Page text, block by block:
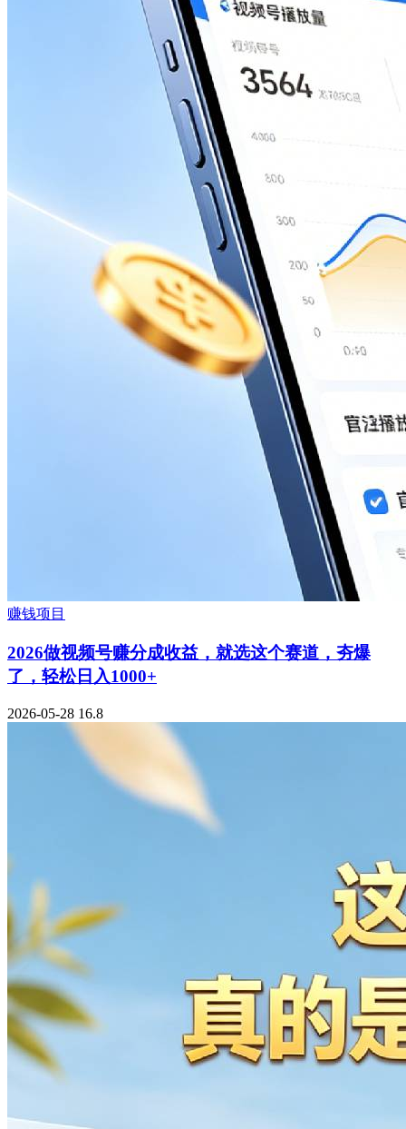
赚钱项目
2026做视频号赚分成收益，就选这个赛道，夯爆
了，轻松日入1000+
2026-05-28 16.8